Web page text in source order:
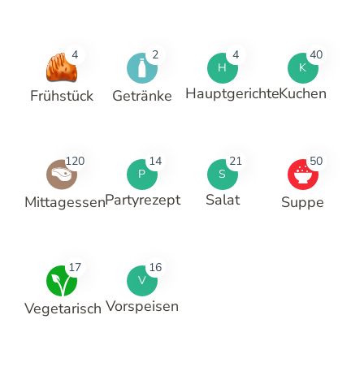
4
Frühstück
2
Getränke
H
4
Hauptgerichte
K
40
Kuchen
120
Mittagessen
P
14
Partyrezept
S
21
Salat
50
Suppe
17
Vegetarisch
V
16
Vorspeisen